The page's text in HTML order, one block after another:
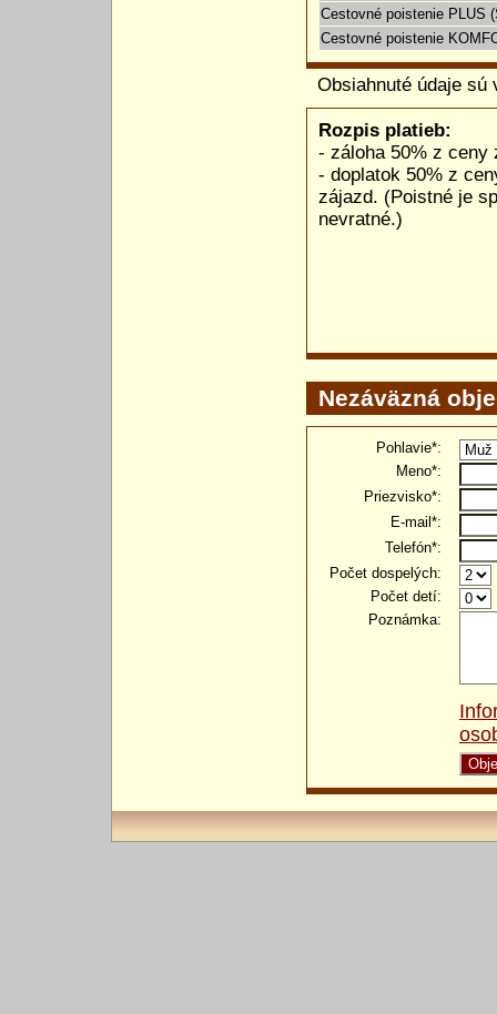
Cestovné poistenie PLUS
Cestovné poistenie
Obsiahnuté údaje sú
Rozpis platieb:
- záloha 50% z ceny
- doplatok 50% z
zájazd. (Poistné je
nevratné.)
Nezáväzná
Pohlavie*:
Meno*:
Priezvisko*:
E-mail*:
Telefón*:
Počet dospelých:
Počet detí:
Poznámka: